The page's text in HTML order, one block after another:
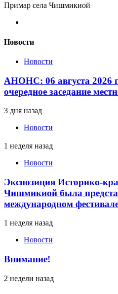
Примар села Чишмикиой
Новости
Новости
АНОНС: 06 августа 2026
очередное заседание
3 дня назад
Новости
1 неделя назад
Новости
Экспозиция Историко-
Чишмикиой была
международном
1 неделя назад
Новости
Внимание!
2 недели назад